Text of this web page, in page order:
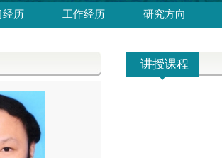
经历 工作经历 研究方向
讲授课程